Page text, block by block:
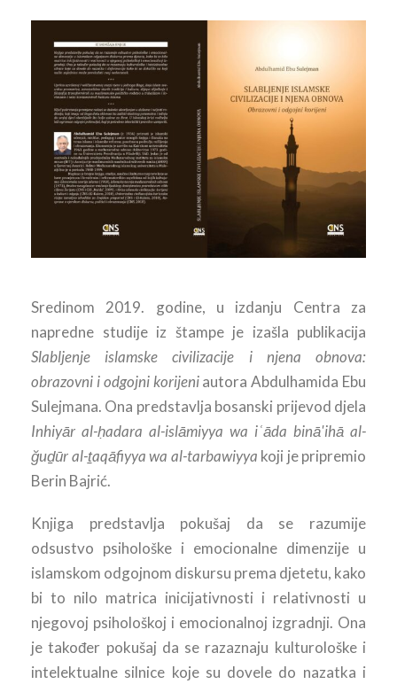
Sredinom 2019. godine, u izdanju Centra za
napredne studije iz štampe je izašla publikacija
Slabljenje islamske civilizacije i njena obnova:
obrazovni i odgojni korijeniautora Abdulhamida Ebu
Sulejmana. Ona predstavlja bosanski prijevod djela
Inhiyār al-ḥadara al-islāmiyya wa iʿāda binā'ihā al-
ğuḏūr al-ṯaqāfiyya wa al-tarbawiyya koji je pripremio
Berin Bajrić.
Knjiga predstavlja pokušaj da se razumije
odsustvo psihološke i emocionalne dimenzije u
islamskom odgojnom diskursu prema djetetu, kako
bi to nilo matrica inicijativnosti i relativnosti u
njegovoj psihološkoj i emocionalnoj izgradnji. Ona
je također pokušaj da se razaznaju kulturološke i
intelektualne silnice koje su dovele do nazatka i